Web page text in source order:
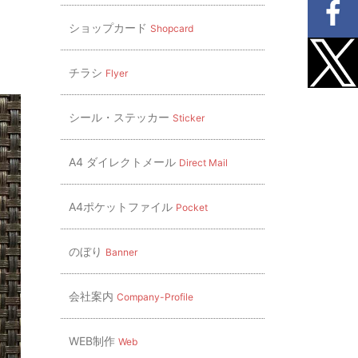
ショップカード Shopcard
チラシ Flyer
シール・ステッカー Sticker
A4 ダイレクトメール Direct Mail
A4ポケットファイル Pocket
のぼり Banner
会社案内 Company-Profile
WEB制作 Web